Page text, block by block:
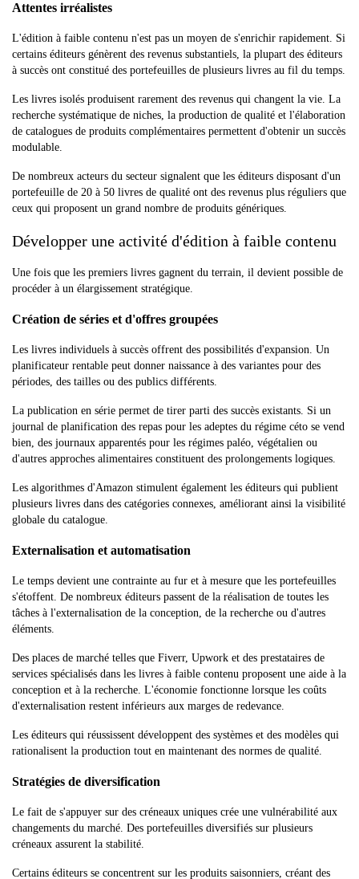
Attentes irréalistes
L'édition à faible contenu n'est pas un moyen de s'enrichir rapidement. Si
certains éditeurs génèrent des revenus substantiels, la plupart des éditeurs
à succès ont constitué des portefeuilles de plusieurs livres au fil du temps.
Les livres isolés produisent rarement des revenus qui changent la vie. La
recherche systématique de niches, la production de qualité et l'élaboration
de catalogues de produits complémentaires permettent d'obtenir un succès
modulable.
De nombreux acteurs du secteur signalent que les éditeurs disposant d'un
portefeuille de 20 à 50 livres de qualité ont des revenus plus réguliers que
ceux qui proposent un grand nombre de produits génériques.
Développer une activité d'édition à faible contenu
Une fois que les premiers livres gagnent du terrain, il devient possible de
procéder à un élargissement stratégique.
Création de séries et d'offres groupées
Les livres individuels à succès offrent des possibilités d'expansion. Un
planificateur rentable peut donner naissance à des variantes pour des
périodes, des tailles ou des publics différents.
La publication en série permet de tirer parti des succès existants. Si un
journal de planification des repas pour les adeptes du régime céto se vend
bien, des journaux apparentés pour les régimes paléo, végétalien ou
d'autres approches alimentaires constituent des prolongements logiques.
Les algorithmes d'Amazon stimulent également les éditeurs qui publient
plusieurs livres dans des catégories connexes, améliorant ainsi la visibilité
globale du catalogue.
Externalisation et automatisation
Le temps devient une contrainte au fur et à mesure que les portefeuilles
s'étoffent. De nombreux éditeurs passent de la réalisation de toutes les
tâches à l'externalisation de la conception, de la recherche ou d'autres
éléments.
Des places de marché telles que Fiverr, Upwork et des prestataires de
services spécialisés dans les livres à faible contenu proposent une aide à la
conception et à la recherche. L'économie fonctionne lorsque les coûts
d'externalisation restent inférieurs aux marges de redevance.
Les éditeurs qui réussissent développent des systèmes et des modèles qui
rationalisent la production tout en maintenant des normes de qualité.
Stratégies de diversification
Le fait de s'appuyer sur des créneaux uniques crée une vulnérabilité aux
changements du marché. Des portefeuilles diversifiés sur plusieurs
créneaux assurent la stabilité.
Certains éditeurs se concentrent sur les produits saisonniers, créant des